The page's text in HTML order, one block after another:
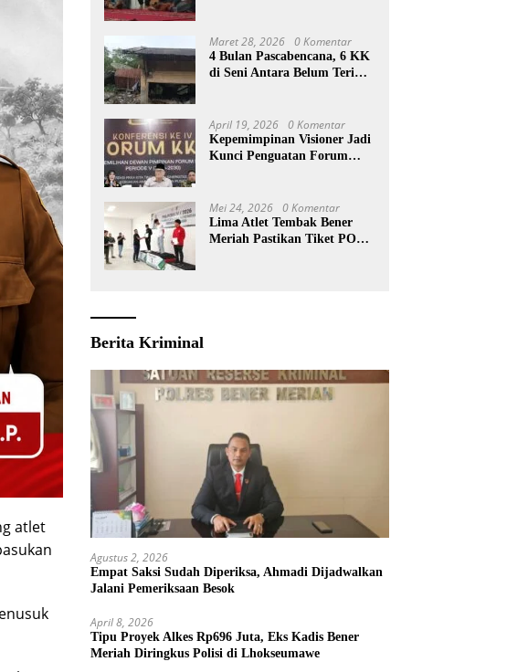
atlet
Maret 28, 2026 0 Komentar
4 Bulan Pascabencana, 6 KK
di Seni Antara Belum Terima
April 19, 2026 0 Komentar
Kepemimpinan Visioner Jadi
Kunci Penguatan Forum
Mei 24, 2026 0 Komentar
Lima Atlet Tembak Bener
Meriah Pastikan Tiket PORA
Berita Kriminal
Agustus 2, 2026
Empat Saksi Sudah Diperiksa, Ahmadi Dijadwalkan
Jalani Pemeriksaan Besok
April 8, 2026
Tipu Proyek Alkes Rp696 Juta, Eks Kadis Bener
Meriah Diringkus Polisi di Lhokseumawe